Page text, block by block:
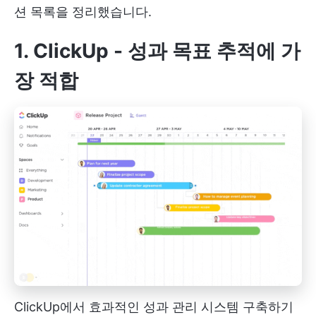
션 목록을 정리했습니다.
1. ClickUp - 성과 목표 추적에 가
장 적합
ClickUp에서 효과적인 성과 관리 시스템 구축하기